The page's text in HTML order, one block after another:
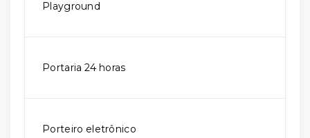
Playground
Portaria 24 horas
Porteiro eletrônico